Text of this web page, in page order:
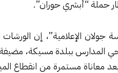
حوران”.
إن الورشات المتخصصة
ببلدة مسيكة، مضيفة أنها تهدف
من انقطاع المياه منذ أكثر